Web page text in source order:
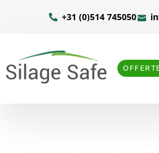
+31 (0)514 745050